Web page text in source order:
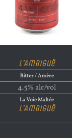
L’Ambiguë
Bitter / Amère
4.5% alc/vol
La Voie Maltée
L’Ambiguë